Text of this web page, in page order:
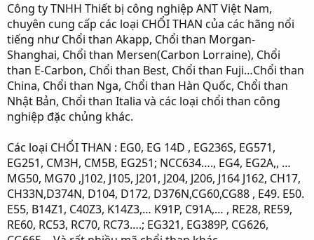
Công ty TNHH Thiết bị công nghiệp ANT Việt Nam,
chuyên cung cấp các loại CHỔI THAN của các hãng nổi
tiếng như Chổi than Akapp, Chổi than Morgan-
Shanghai, Chổi than Mersen(Carbon Lorraine), Chổi
than E-Carbon, Chổi than Best, Chổi than Fuji…Chổi than
China, Chổi than Nga, Chổi than Hàn Quốc, Chổi than
Nhật Bản, Chổi than Italia và các loại chổi than công
nghiệp đặc chủng khác.
Các loại CHỔI THAN : EG0, EG 14D , EG236S, EG571,
EG251, CM3H, CM5B, EG251; NCC634…., EG4, EG2A,, …
MG50, MG70 ,J102, J105, J201, J204, J206, J164 J162, CH17,
CH33N,D374N, D104, D172, D376N,CG60,CG88 , E49. E50.
E55, B14Z1, C40Z3, K14Z3,… K91P, C91A,… , RE28, RE59,
RE60, RC53, RC70, RC73….; EG321, EG389P, CG626,